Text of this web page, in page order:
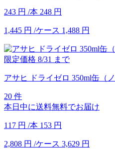
243 円 /本 248 円
1,445 円 /ケース 1,488 円
限定価格 8/31 まで
アサヒ ドライゼロ 350ml缶（
20 件
本日中に送料無料でお届け
117 円 /本 153 円
2,808 円 /ケース 3,629 円